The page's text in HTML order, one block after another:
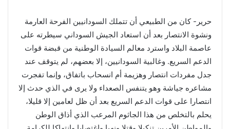
حرير- كان من الطبيعي أن تتملك السودانيين الفرحة العارمة
ونشوة الانتصار بعد أن استعاد الجيش السوداني سيطرته على
عاصمة البلاد واسترد معالم السيادة الوطنية من قبضة قوات
الدعم السريع. وغالبية السودانيين، إلا بعضهم، لم يتوقف عند
جدل مفردات انتصار وهزيمة أم انسحاب باتفاق، وإنما تفجرت
مشاعره جياشة وهو يتنفس الصعداء ولا يرى في الذي حدث إلا
انتصارا على قوات الدعم السريع بعد أن ظل لعامين إلا قليلا،
يحلم بالتخلص من هذا الجاثوم المرعب الذي أذاق الوطن